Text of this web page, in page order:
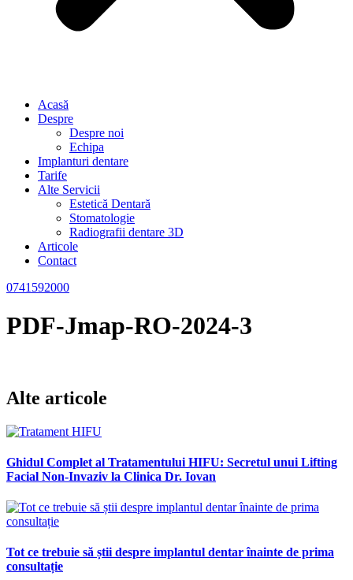
Acasă
Despre
Despre noi
Echipa
Implanturi dentare
Tarife
Alte Servicii
Estetică Dentară
Stomatologie
Radiografii dentare 3D
Articole
Contact
0741592000
PDF-Jmap-RO-2024-3
Alte articole
Ghidul Complet al Tratamentului HIFU: Secretul unui Lifting
Facial Non-Invaziv la Clinica Dr. Iovan
Tot ce trebuie să știi despre implantul dentar înainte de prima
consultație